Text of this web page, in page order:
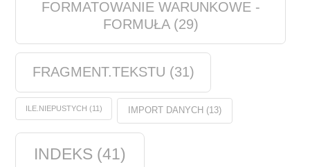
FORMATOWANIE WARUNKOWE -
FORMUŁA(29)
FRAGMENT.TEKSTU (31)
ILE.NIEPUSTYCH (11) IMPORT DANYCH(13)
INDEKS (41)